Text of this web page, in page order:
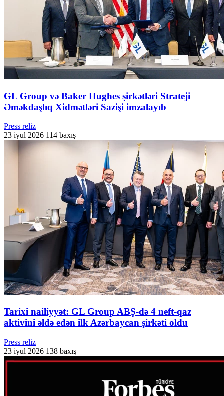
GL Group və Baker Hughes şirkətləri Strateji
Əməkdaşlıq Xidmətləri Sazişi imzalayıb
Press reliz
23 iyul 2026 114 baxış
Tarixi nailiyyət: GL Group ABŞ-də 4 neft-qaz
aktivini əldə edən ilk Azərbaycan şirkəti oldu
Press reliz
23 iyul 2026 138 baxış